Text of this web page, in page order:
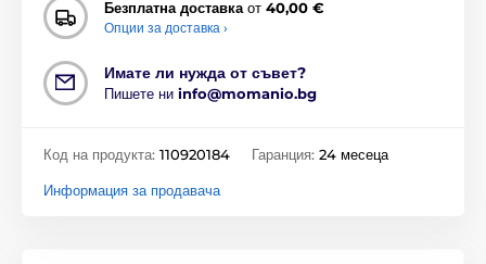
Безплатна доставка от 40,00 €
Опции за доставка ›
Имате ли нужда от съвет?
Пишете ни info@momanio.bg
Код на продукта: 110920184 Гаранция: 24 месеца
Информация за продавача